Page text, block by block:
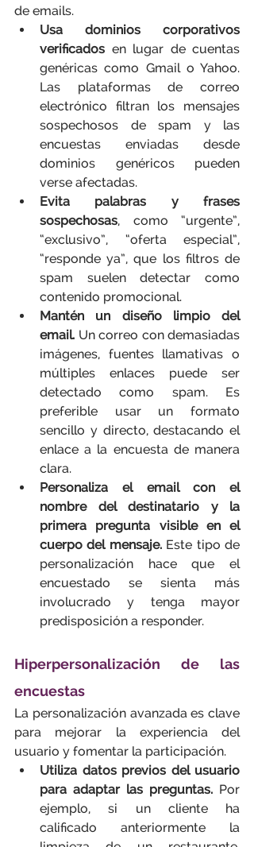
de emails.
Usa dominios corporativos
verificados en lugar de cuentas
genéricas como Gmail o Yahoo.
Las plataformas de correo
electrónico filtran los mensajes
sospechosos de spam y las
encuestas enviadas desde
dominios genéricos pueden
verse afectadas.
Evita palabras y frases
sospechosas, como “urgente”,
“exclusivo”, “oferta especial”,
“responde ya”, que los filtros de
spam suelen detectar como
contenido promocional.
Mantén un diseño limpio del
email. Un correo con demasiadas
imágenes, fuentes llamativas o
múltiples enlaces puede ser
detectado como spam. Es
preferible usar un formato
sencillo y directo, destacando el
enlace a la encuesta de manera
clara.
Personaliza el email con el
nombre del destinatario y la
primera pregunta visible en el
cuerpo del mensaje. Este tipo de
personalización hace que el
encuestado se sienta más
involucrado y tenga mayor
predisposición a responder.
Hiperpersonalización de las
encuestas
La personalización avanzada es clave
para mejorar la experiencia del
usuario y fomentar la participación.
Utiliza datos previos del usuario
para adaptar las preguntas. Por
ejemplo, si un cliente ha
calificado anteriormente la